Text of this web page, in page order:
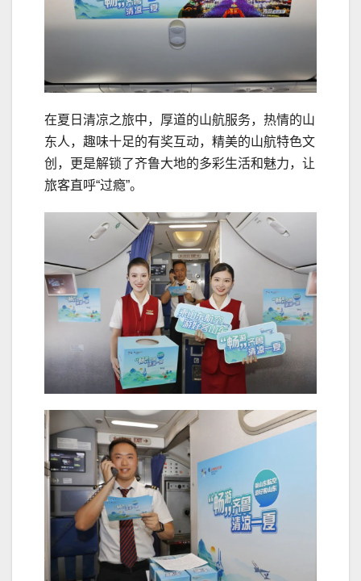
在夏日清凉之旅中，厚道的山航服务，热情的山
东人，趣味十足的有奖互动，精美的山航特色文
创，更是解锁了齐鲁大地的多彩生活和魅力，让
旅客直呼“过瘾”。